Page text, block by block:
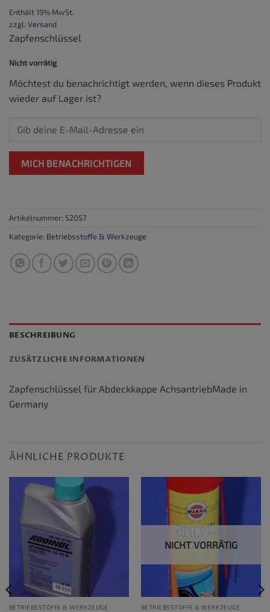
Enthält 19% MwSt.
zzgl. Versand
Zapfenschlüssel
Nicht vorrätig
Möchtest du benachrichtigt werden, wenn dieses Produkt
wieder auf Lager ist?
MICH BENACHRICHTIGEN
Artikelnummer: S2057
Kategorie: Betriebsstoffe & Werkzeuge
BESCHREIBUNG
ZUSÄTZLICHE INFORMATIONEN
Zapfenschlüssel für Abdeckkappe AchsantriebMade in
Germany
ÄHNLICHE PRODUKTE
BETRIEBSSTOFFE & WERKZEUGE
NICHT VORRÄTIG
BETRIEBSSTOFFE & WERKZEUGE